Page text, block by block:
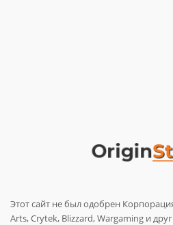
Этот сайт не был одобрен
Arts, Crytek, Blizzard, Wargaming и